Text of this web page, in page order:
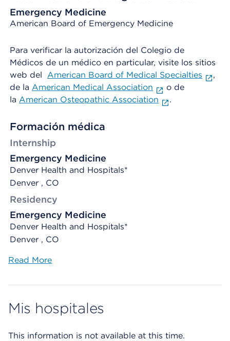
Emergency Medicine
American Board of Emergency Medicine
Para verificar la autorización del Colegio de
Médicos de un médico en particular, visite los sitios
web del American Board of Medical Specialties
,
de la American Medical Association
o de
la American Osteopathic Association .
Formación médica
Internship
Emergency Medicine
Denver Health and Hospitals*
Denver , CO
Residency
Emergency Medicine
Denver Health and Hospitals*
Denver , CO
Read More
Mis hospitales
This information is not available at this time.